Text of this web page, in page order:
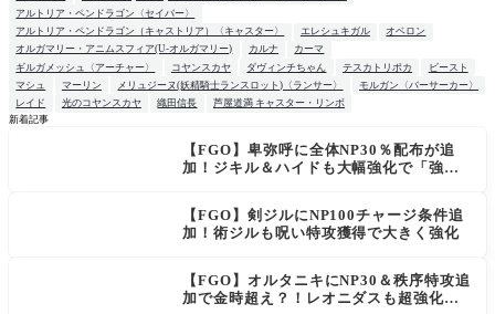
アルトリア・ペンドラゴン〈セイバー〉
アルトリア・ペンドラゴン（キャストリア）〈キャスター〉
エレシュキガル
オベロン
オルガマリー・アニムスフィア(U-オルガマリー)
カルナ
カーマ
ギルガメッシュ〈アーチャー〉
コヤンスカヤ ダヴィンチちゃん テスカトリポカ
ビースト
マシュ
マーリン メリュジーヌ(妖精騎士ランスロット)〈ランサー〉
モルガン〈バーサーカー〉
レイド
光のコヤンスカヤ 織田信長
芦屋道満 キャスター・リンボ
新着記事
【FGO】卑弥呼に全体NP30％配布が追
加！ジキル＆ハイドも大幅強化で「強す
【FGO】剣ジルにNP100チャージ条件追
加！術ジルも呪い特攻獲得で大きく強化
【FGO】オルタニキにNP30＆秩序特攻追
加で金時超え？！レオニダスも超強化で